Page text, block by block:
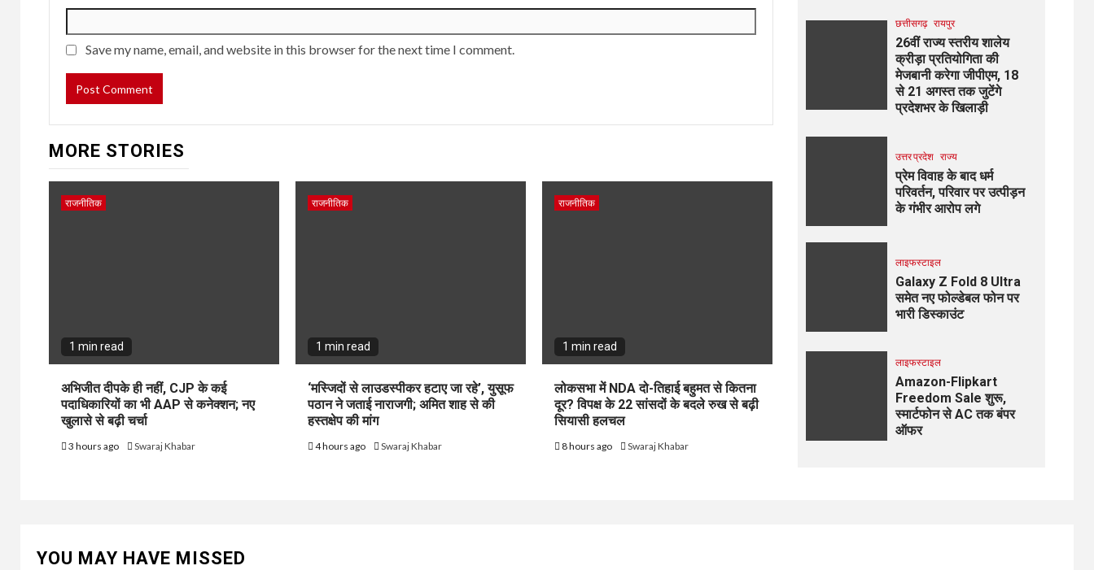
Save my name, email, and website in this browser for the next time I comment.
MORE STORIES
राजनीतिक
1 min read
अभिजीत दीपके ही नहीं, CJP के कई
पदाधिकारियों का भी AAP से कनेक्शन; नए
खुलासे से बढ़ी चर्चा
3 hours ago Swaraj Khabar
राजनीतिक
1 min read
‘मस्जिदों से लाउडस्पीकर हटाए जा रहे’, युसूफ
पठान ने जताई नाराजगी; अमित शाह से की
हस्तक्षेप की मांग
4 hours ago Swaraj Khabar
राजनीतिक
1 min read
लोकसभा में NDA दो-तिहाई बहुमत से कितना
दूर? विपक्ष के 22 सांसदों के बदले रुख से बढ़ी
सियासी हलचल
8 hours ago Swaraj Khabar
छत्तीसगढ़ रायपुर
26वीं राज्य स्तरीय शालेय
क्रीड़ा प्रतियोगिता की
मेजबानी करेगा जीपीएम, 18
से 21 अगस्त तक जुटेंगे
प्रदेशभर के खिलाड़ी
उत्तर प्रदेश राज्य
प्रेम विवाह के बाद धर्म
परिवर्तन, परिवार पर उत्पीड़न
के गंभीर आरोप लगे
लाइफस्टाइल
Galaxy Z Fold 8 Ultra
समेत नए फोल्डेबल फोन पर
भारी डिस्काउंट
लाइफस्टाइल
Amazon-Flipkart
Freedom Sale शुरू,
स्मार्टफोन से AC तक बंपर
ऑफर
YOU MAY HAVE MISSED